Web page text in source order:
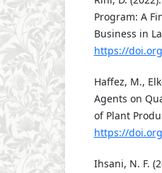
Program: A
Business in
https://
Haffez, M.,
Agents on
of Plant
https://
Ihsani, N. F.